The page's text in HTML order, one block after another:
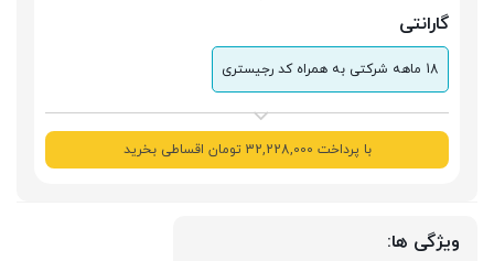
گارانتی
18 ماهه شرکتی به همراه کد رجیستری
با پرداخت 32,228,000 تومان اقساطی بخرید
ویژگی ها: